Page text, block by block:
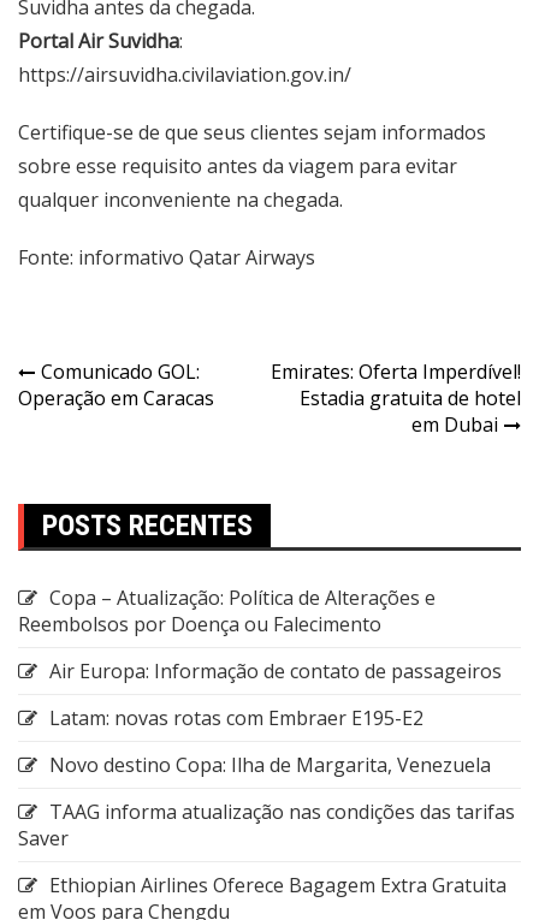
Suvidha antes da chegada.
Portal Air Suvidha:
https://airsuvidha.civilaviation.gov.in/
Certifique-se de que seus clientes sejam informados
sobre esse requisito antes da viagem para evitar
qualquer inconveniente na chegada.
Fonte: informativo Qatar Airways
Comunicado GOL:
Operação em Caracas
Emirates: Oferta Imperdível!
Estadia gratuita de hotel
em Dubai
POSTS RECENTES
Copa – Atualização: Política de Alterações e
Reembolsos por Doença ou Falecimento
Air Europa: Informação de contato de passageiros
Latam: novas rotas com Embraer E195-E2
Novo destino Copa: Ilha de Margarita, Venezuela
TAAG informa atualização nas condições das tarifas
Saver
Ethiopian Airlines Oferece Bagagem Extra Gratuita
em Voos para Chengdu